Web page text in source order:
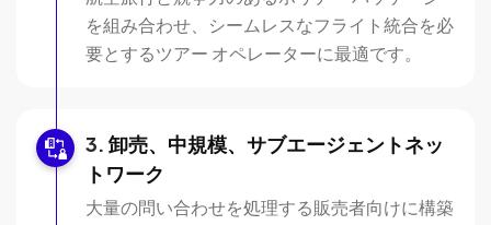
を組み合わせ、シームレスなフライト統合を必
要とするツアー オペレーターに最適です。
卸売、中規模、サブエージェントネッ
トワーク
大量の問い合わせを処理する販売者向けに構築